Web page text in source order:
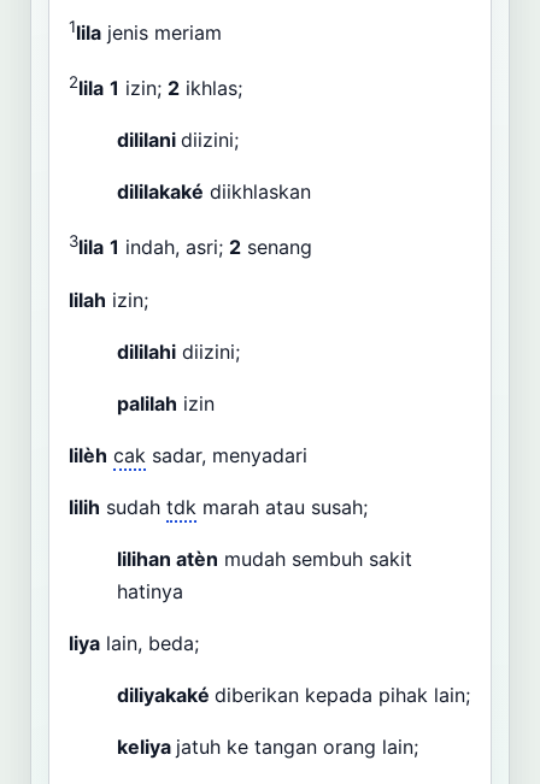
1lila jenis meriam
2lila 1 izin; 2 ikhlas;
dililani diizini;
dililakaké diikhlaskan
3lila 1 indah, asri; 2 senang
lilah izin;
dililahi diizini;
palilah izin
lilèh cak sadar, menyadari
lilih sudah tdk marah atau susah;
lilihan atèn mudah sembuh sakit
hatinya
liya lain, beda;
diliyakaké diberikan kepada pihak lain;
keliya jatuh ke tangan orang lain;